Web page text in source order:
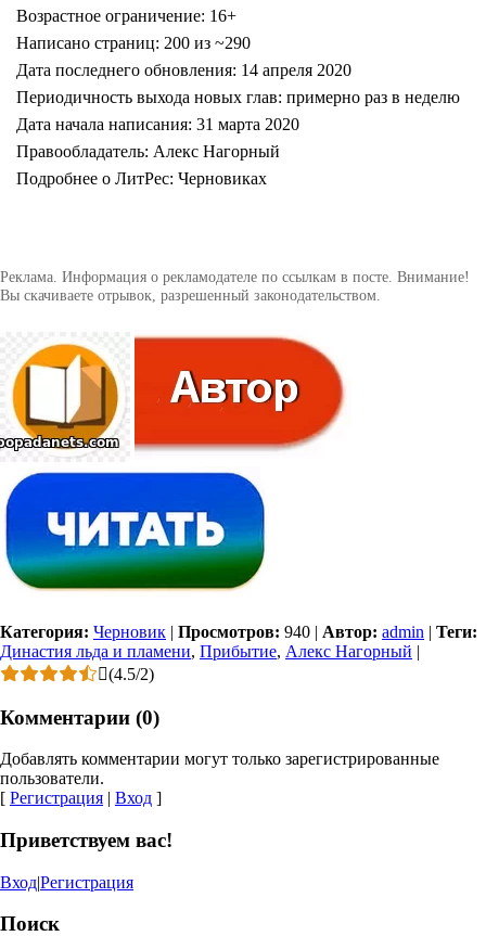
Возрастное ограничение: 16+
Написано страниц: 200 из ~290
Дата последнего обновления: 14 апреля 2020
Периодичность выхода новых глав: примерно раз в неделю
Дата начала написания: 31 марта 2020
Правообладатель: Алекс Нагорный
Подробнее о ЛитРес: Черновиках
Реклама. Информация о рекламодателе по ссылкам в посте. Внимание!
Вы скачиваете отрывок, разрешенный законодательством.
Категория: Черновик | Просмотров: 940 | Автор: admin | Теги:
Династия льда и пламени, Прибытие, Алекс Нагорный |
(4.5/2)
Комментарии (0)
Добавлять комментарии могут только зарегистрированные
пользователи.
[ Регистрация | Вход ]
Приветствуем вас!
Вход|Регистрация
Поиск